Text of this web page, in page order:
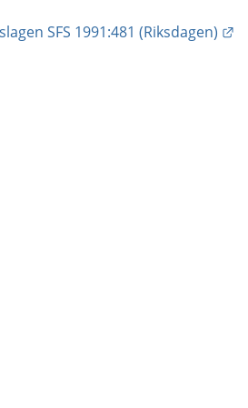
SFS 1991:481 (Riksdagen)